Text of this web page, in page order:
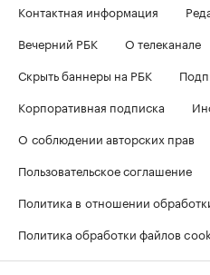
Контактная информация
Вечерний РБК
О телеканале
Скрыть баннеры на РБК
Корпоративная подписка
О соблюдении авторских прав
Пользовательское соглашение
Политика в отношении
Политика обработки файлов